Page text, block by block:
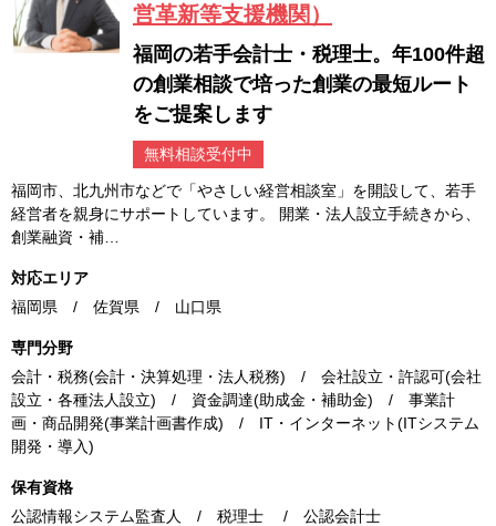
営革新等支援機関）
福岡の若手会計士・税理士。年100件超
の創業相談で培った創業の最短ルート
をご提案します
無料相談受付中
福岡市、北九州市などで「やさしい経営相談室」を開設して、若手
経営者を親身にサポートしています。 開業・法人設立手続きから、
創業融資・補…
対応エリア
福岡県 / 佐賀県 / 山口県
専門分野
会計・税務(会計・決算処理・法人税務) / 会社設立・許認可(会社
設立・各種法人設立) / 資金調達(助成金・補助金) / 事業計
画・商品開発(事業計画書作成) / IT・インターネット(ITシステム
開発・導入)
保有資格
公認情報システム監査人 / 税理士 / 公認会計士